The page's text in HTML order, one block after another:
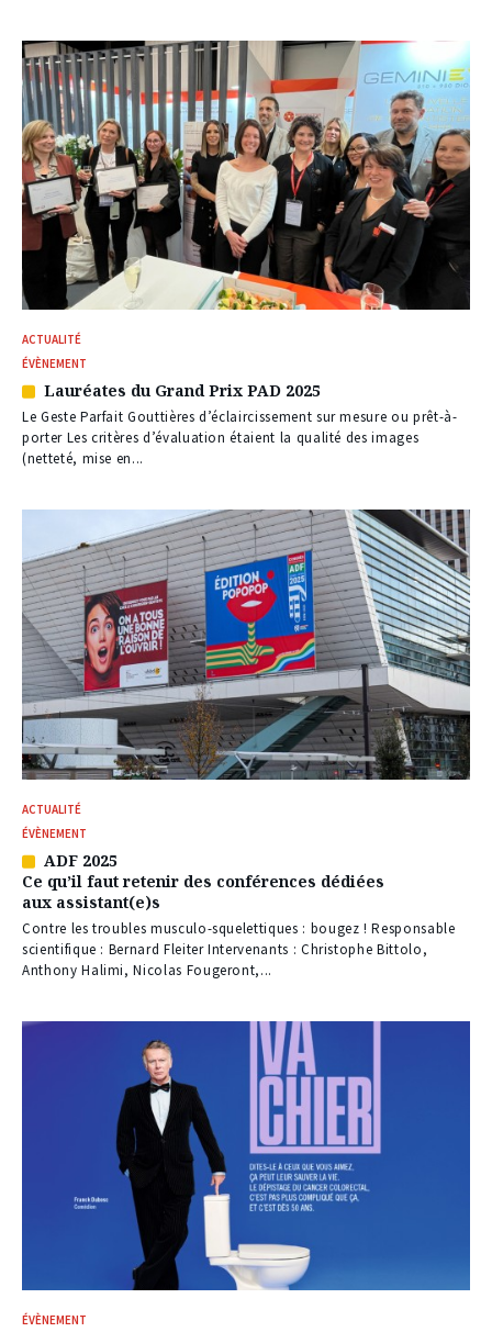
ACTUALITÉ
ÉVÈNEMENT
Article
réservé
à
nos
Lauréates du Grand Prix PAD 2025
Le Geste Parfait Gouttières d’éclaircissement sur mesure ou prêt-à-
porter Les critères d’évaluation étaient la qualité des images
(netteté, mise en...
ACTUALITÉ
ÉVÈNEMENT
Article
réservé
à
nos
abonnés
ADF 2025
Ce qu’il faut retenir des conférences dédiées
aux assistant(e)s
Contre les troubles musculo-squelettiques : bougez ! Responsable
scientifique : Bernard Fleiter Intervenants : Christophe Bittolo,
Anthony Halimi, Nicolas Fougeront,...
ÉVÈNEMENT